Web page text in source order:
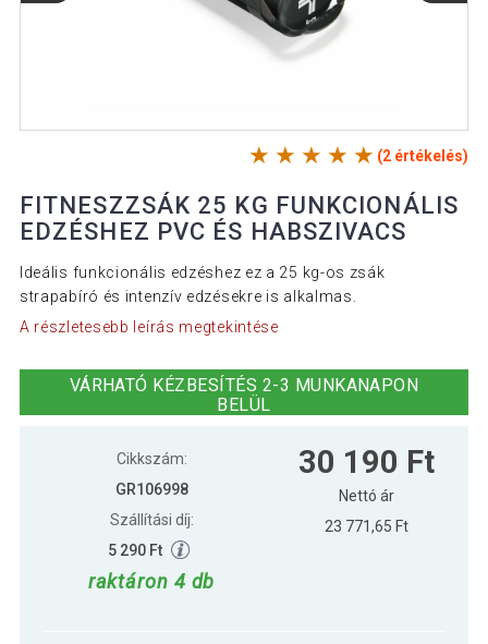
(2 értékelés)
FITNESZZSÁK 25 KG FUNKCIONÁLIS
EDZÉSHEZ PVC ÉS HABSZIVACS
Ideális funkcionális edzéshez ez a 25 kg-os zsák
strapabíró és intenzív edzésekre is alkalmas.
A részletesebb leírás megtekintése
VÁRHATÓ KÉZBESÍTÉS 2-3 MUNKANAPON
BELÜL
Cikkszám:
GR106998
Szállítási díj:
5 290 Ft
raktáron 4 db
30 190 Ft
Nettó ár
23 771,65 Ft